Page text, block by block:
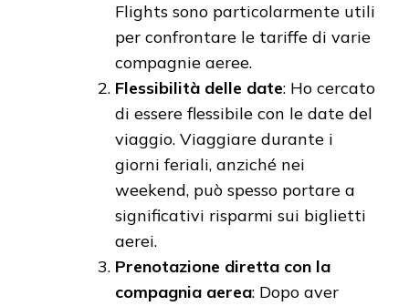
Flights sono particolarmente utili
per confrontare le tariffe di varie
compagnie aeree.
Flessibilità delle date: Ho cercato
di essere flessibile con le date del
viaggio. Viaggiare durante i
giorni feriali, anziché nei
weekend, può spesso portare a
significativi risparmi sui biglietti
aerei.
Prenotazione diretta con la
compagnia aerea: Dopo aver